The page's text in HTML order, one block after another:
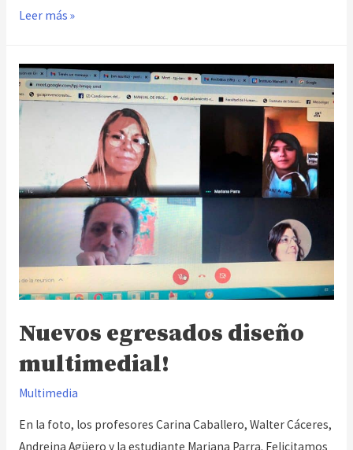
Mesas
IES
9008
Leer más »
Nuevos egresados diseño
multimedial!
Multimedia
En la foto, los profesores Carina Caballero, Walter Cáceres,
Andreina Agüero y la estudiante Mariana Parra. Felicitamos